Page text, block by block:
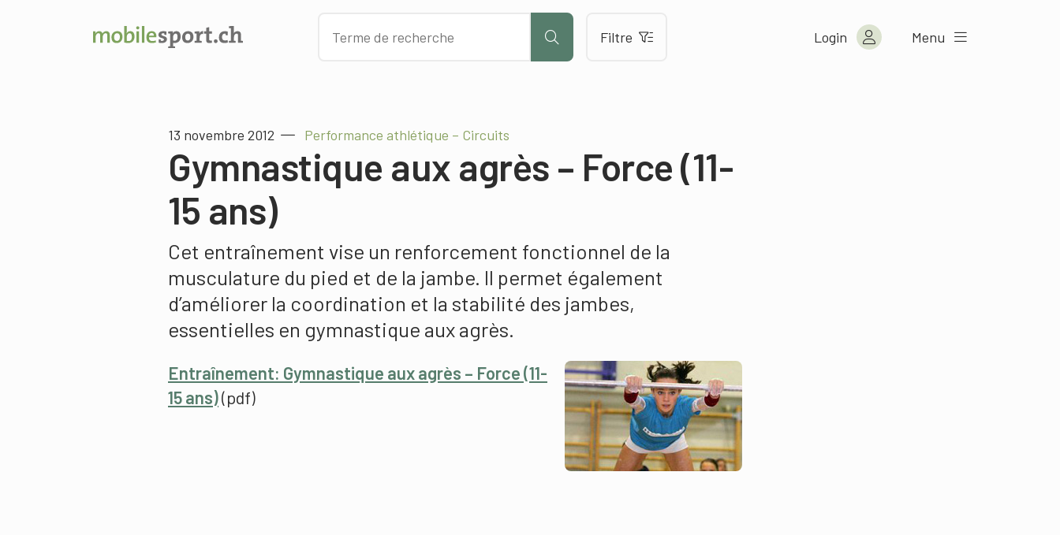
Filtre Login Menu
13 novembre 2012 Performance athlétique – Circuits
Gymnastique aux agrès – Force (11-
15 ans)
Cet entraînement vise un renforcement fonctionnel de la
musculature du pied et de la jambe. Il permet également
d’améliorer la coordination et la stabilité des jambes,
essentielles en gymnastique aux agrès.
Entraînement: Gymnastique aux agrès – Force (11-
15 ans)(pdf)